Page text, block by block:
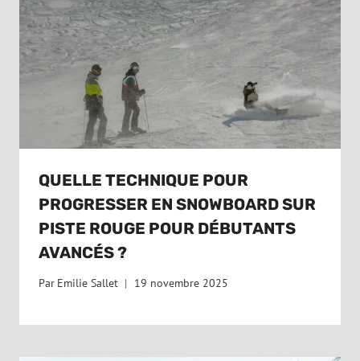
QUELLE TECHNIQUE POUR
PROGRESSER EN SNOWBOARD SUR
PISTE ROUGE POUR DÉBUTANTS
AVANCÉS ?
Par Emilie Sallet 19 novembre 2025